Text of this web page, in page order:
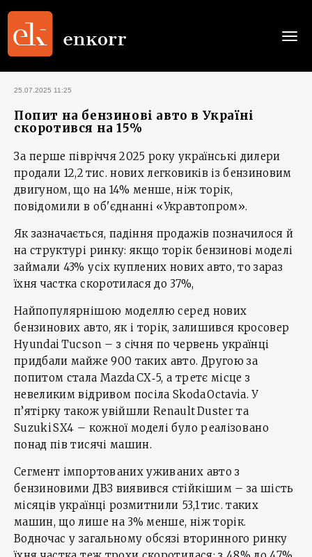
25.07.2025 11:25
Попит на бензинові авто в Україні
скоротився на 15%
За перше півріччя 2025 року українські дилери
продали 12,2 тис. нових легковиків із бензиновим
двигуном, що на 14% менше, ніж торік,
повідомили в об'єднанні «Укравтопром».
Як зазначається, падіння продажів позначилося й
на структурі ринку: якщо торік бензинові моделі
займали 43% усіх куплених нових авто, то зараз
їхня частка скоротилася до 37%,
Найпопулярнішою моделлю серед нових
бензинових авто, як і торік, залишився кросовер
Hyundai Tucson – з січня по червень українці
придбали майже 900 таких авто. Другою за
попитом стала Mazda CX‑5, а третє місце з
невеликим відривом посіла Skoda Octavia. У
п’ятірку також увійшли Renault Duster та
Suzuki SX4 – кожної моделі було реалізовано
понад пів тисячі машин.
Сегмент імпортованих уживаних авто з
бензиновими ДВЗ виявився стійкішим – за шість
місяців українці розмитнили 53,1 тис. таких
машин, що лише на 3% менше, ніж торік.
Водночас у загальному обсязі вторинного ринку